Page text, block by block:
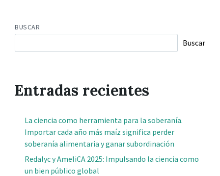
BUSCAR
Buscar
Entradas recientes
La ciencia como herramienta para la soberanía.
Importar cada año más maíz significa perder
soberanía alimentaria y ganar subordinación
Redalyc y AmeliCA 2025: Impulsando la ciencia como
un bien público global